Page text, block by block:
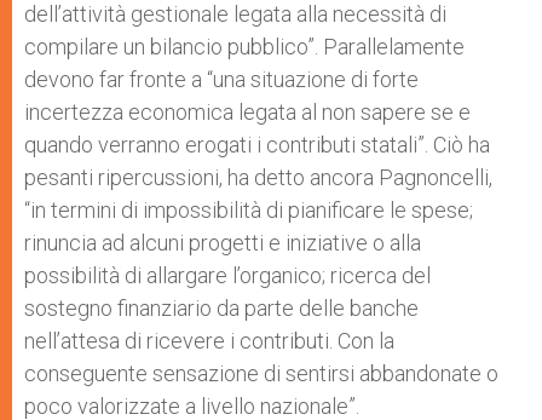
dell’attività gestionale legata alla necessità di
compilare un bilancio pubblico”. Parallelamente
devono far fronte a “una situazione di forte
incertezza economica legata al non sapere se e
quando verranno erogati i contributi statali”. Ciò ha
pesanti ripercussioni, ha detto ancora Pagnoncelli,
“in termini di impossibilità di pianificare le spese;
rinuncia ad alcuni progetti e iniziative o alla
possibilità di allargare l’organico; ricerca del
sostegno finanziario da parte delle banche
nell’attesa di ricevere i contributi. Con la
conseguente sensazione di sentirsi abbandonate o
poco valorizzate a livello nazionale”.